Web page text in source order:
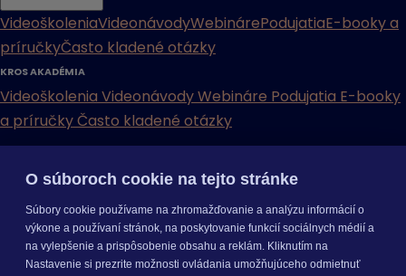
VideoškoleniaVideonávodyWebinárePodujatiaE-booky a
príručkyČasto kladené otázky
KROS AKADÉMIA
Videoškolenia VideonávodyWebináre Podujatia E-booky
a príručkyČasto kladené otázky
Cenníky Odporučte nás Právne dokumenty
Odporúčaná
konfiguráciaAktualizácia verziíMobilné aplikácie
O súboroch cookie na tejto stránke
Súbory cookie používame na zhromažďovanie a analýzu informácií o
výkone a používaní stránok, na poskytovanie funkcií sociálnych médií a
na vylepšenie a prispôsobenie obsahu a reklám. Kliknutím na
Nastavenie si prezrite možnosti ovládania umožňujúceho odmietnuť